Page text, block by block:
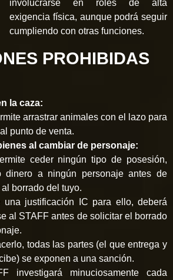
involucrarse en roles de alta
exigencia física, aunque podrá seguir
cumpliendo con otras funciones.
PROHIBIDAS
la caza:
arrastrar animales con el lazo para
al punto de venta.
al cambiar de personaje:
ceder ningún tipo de posesión,
dinero a ningún personaje antes de
borrado del tuyo.
una justificación IC para ello, deberá
al STAFF antes de solicitar el borrado
todas las partes (el que entrega y
se exponen a una sanción.
investigará minuciosamente cada